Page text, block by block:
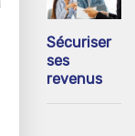
Sécuriser
ses
revenus